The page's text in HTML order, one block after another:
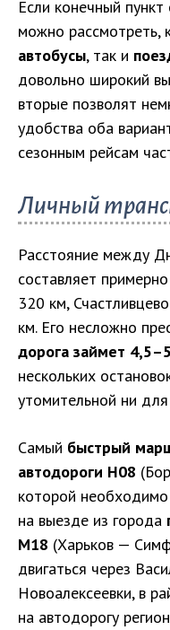
Если конечный
можно рассмотреть,
автобусы, так и
довольно широкий
вторые позволят
удобства оба
сезонным рейсам
Личный
Расстояние между
составляет
320 км,
км. Его несложно
дорога займет
нескольких
утомительной ни
Самый быстрый
автодороги Н08
которой
на выезде из города
М18 (Харьков —
двигаться через
Новоалексеевки, в
на автодорогу